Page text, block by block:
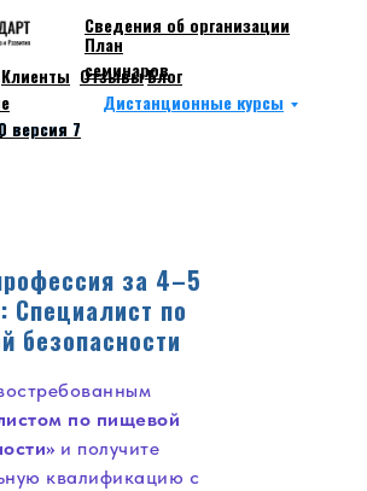
Сведения об организации
Клиенты ОтзывыБлог
Дистанционные курсы
версия 7
версия 7
План
семинаров
за 4–5
Специалист по
безопасности
по пищевой
и получите
квалификацию с